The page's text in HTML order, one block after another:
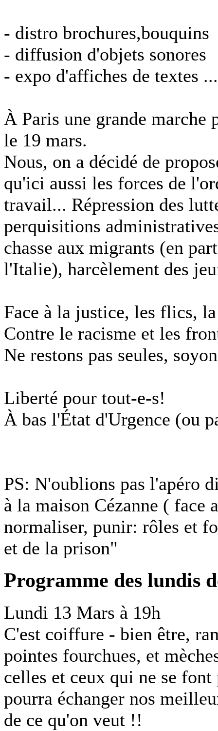
- distro brochures,bouquins
- diffusion d'objets sonores
- expo d'affiches de textes ...
À Paris une grande
le 19 mars.
Nous, on a décidé de
qu'ici aussi les forces de
travail... Répression des
perquisitions
chasse aux migrants (en
l'Italie), harcèlement des
Face à la justice, les flics,
Contre le racisme et les
Ne restons pas seules,
Liberté pour tout-e-s!
À bas l'État d'Urgence (ou
PS: N'oublions pas l'apéro
à la maison Cézanne (
normaliser, punir: rôles et
et de la prison"
Programme des lundis
Lundi 13 Mars à 19h
C'est coiffure - bien être,
pointes fourchues, et
celles et ceux qui ne se
pourra échanger nos
de ce qu'on veut !!